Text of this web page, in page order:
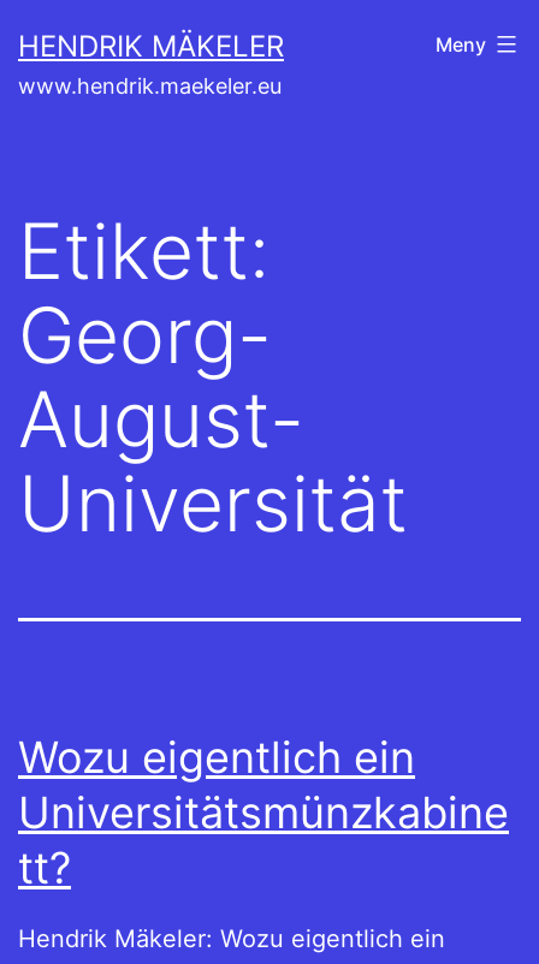
till
innehåll
HENDRIK MÄKELER
www.hendrik.maekeler.eu
Meny
Etikett:
Georg-
August-
Universität
Wozu eigentlich ein
Universitätsmünzkabine
tt?
Hendrik Mäkeler: Wozu eigentlich ein